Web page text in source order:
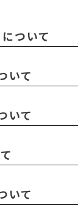
ついて
いて
いて
いて